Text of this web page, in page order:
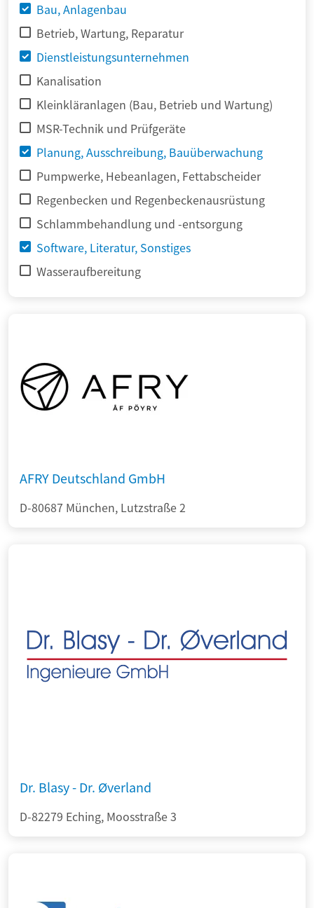
Bau, Anlagenbau
Betrieb, Wartung, Reparatur
Dienstleistungsunternehmen
Kanalisation
Kleinkläranlagen (Bau, Betrieb und Wartung)
MSR-Technik und Prüfgeräte
Planung, Ausschreibung, Bauüberwachung
Pumpwerke, Hebeanlagen, Fettabscheider
Regenbecken und Regenbeckenausrüstung
Schlammbehandlung und -entsorgung
Software, Literatur, Sonstiges
Wasseraufbereitung
AFRY Deutschland GmbH
D-80687 München, Lutzstraße 2
Dr. Blasy - Dr. Øverland
D-82279 Eching, Moosstraße 3